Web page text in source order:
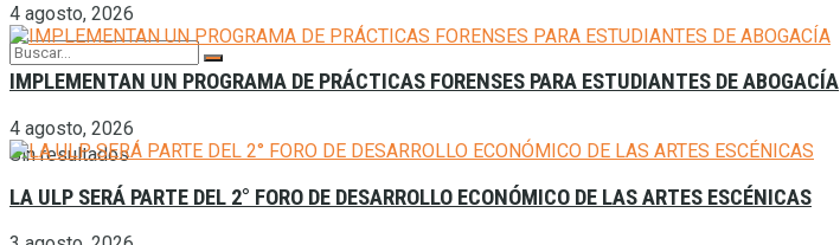
Sin resultados
4 agosto, 2026
IMPLEMENTAN UN PROGRAMA DE PRÁCTICAS FORENSES PARA ESTUDIANTES DE ABOGACÍA
4 agosto, 2026
LA ULP SERÁ PARTE DEL 2° FORO DE DESARROLLO ECONÓMICO DE LAS ARTES ESCÉNICAS